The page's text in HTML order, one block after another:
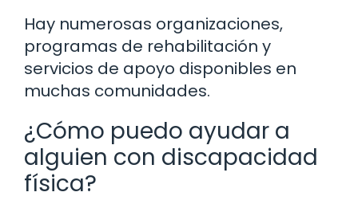
Hay numerosas organizaciones,
programas de rehabilitación y
servicios de apoyo disponibles en
muchas comunidades.
¿Cómo puedo ayudar a
alguien con discapacidad
física?